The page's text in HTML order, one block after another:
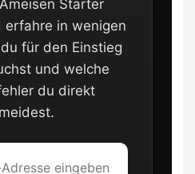
Starter
erfahre in wenigen
für den Einstieg
und welche
du direkt